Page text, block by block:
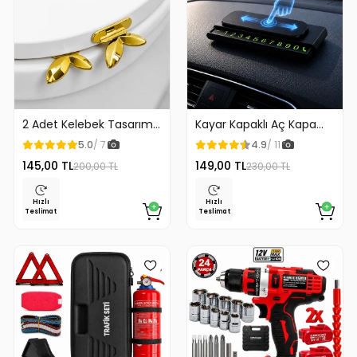
2 Adet Kelebek Tasarım
Klozet Kaldırma Aparatı
Gold Renk
5.0/ 7
145,00 TL200,00 TL
Hızlı
Teslimat
Kayar Kapaklı Aç Kapa
Araç Torpido Üstü
Fosforlu Numaratör Park
Numaratörü
4.9/ 11
149,00 TL230,00 TL
Hızlı
Teslimat